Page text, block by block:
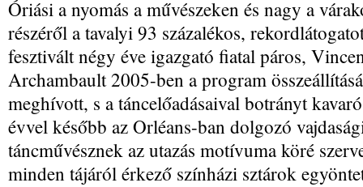
Óriási a nyomás a művészeken és nagy a
részéről a tavalyi 93 százalékos,
fesztivált négy éve igazgató fiatal páros,
Archambault 2005-ben a program
meghívott, s a táncelőadásaival botrányt
évvel később az Orléans-ban dolgozó
táncművésznek az utazás motívuma köré
minden tájáról érkező színházi sztárok